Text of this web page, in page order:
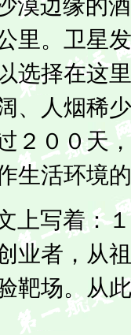
边缘的酒
里。卫星
选择在这
、人烟稀
２００天
生活环境
上写着：
业者，从
靶场。从